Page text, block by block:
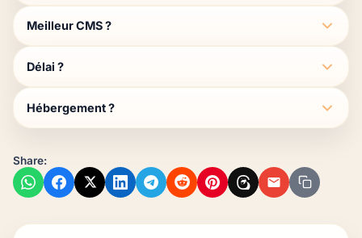
Meilleur CMS ?
Délai ?
Hébergement ?
Share: